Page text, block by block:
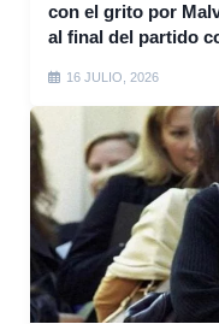
con el grito por
al final del partido
16 JULIO, 2026